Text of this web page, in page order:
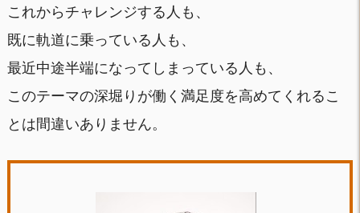
これからチャレンジする人も、
既に軌道に乗っている人も、
最近中途半端になってしまっている人も、
このテーマの深堀りが働く満足度を高めてくれるこ
とは間違いありません。